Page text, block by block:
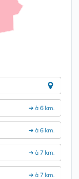
➔ à 6 km.
➔ à 6 km.
➔ à 7 km.
➔ à 7 km.